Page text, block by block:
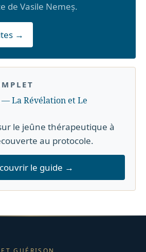
de Vasile Nemeș.
→
— La Révélation et Le
le jeûne thérapeutique à
au protocole.
le guide →